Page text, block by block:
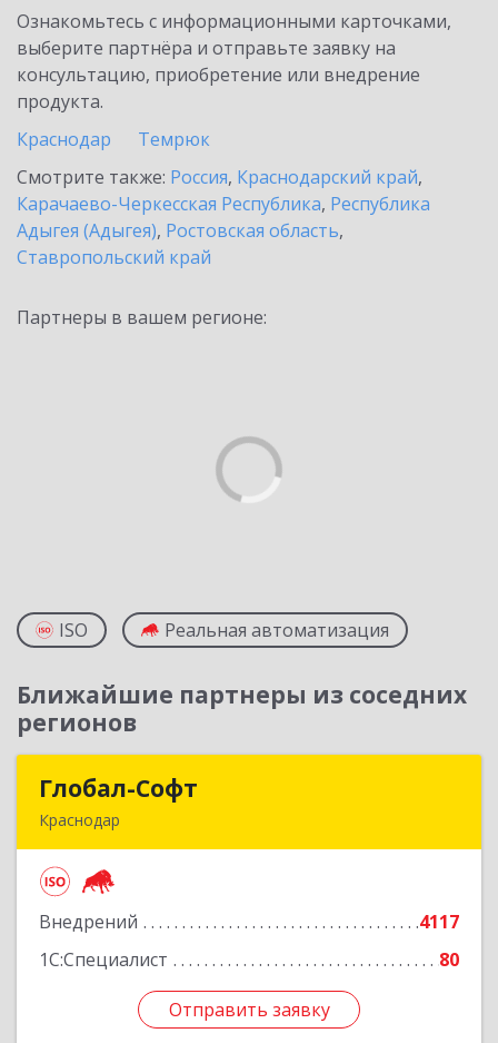
Ознакомьтесь с информационными карточками,
выберите партнёра и отправьте заявку на
консультацию, приобретение или внедрение
продукта.
Краснодар
Темрюк
Смотрите также: Россия, Краснодарский край,
Карачаево-Черкесская Республика, Республика
Адыгея (Адыгея), Ростовская область,
Ставропольский край
Партнеры в вашем регионе:
ISO Реальная автоматизация
Ближайшие партнеры из соседних
регионов
Глобал-Софт
Краснодар
Внедрений
4117
1С:Специалист
80
Отправить заявку
Подробнее
Отправить заявку